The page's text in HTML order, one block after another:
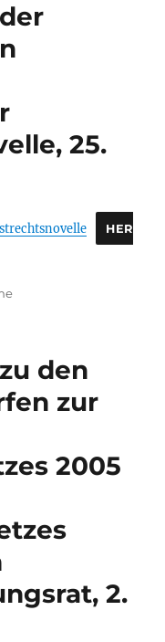
25.
HER
den
zur
2005
2.